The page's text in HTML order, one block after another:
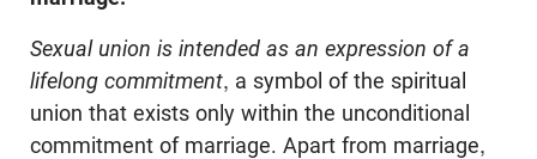
Sexual union is intended as an expression of a
lifelong commitment, a symbol of the spiritual
union that exists only within the unconditional
commitment of marriage. Apart from marriage,